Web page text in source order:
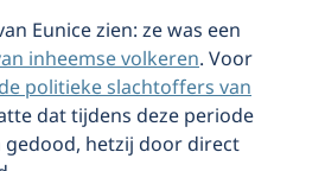
Eunice zien: ze was een
inheemse volkeren. Voor
politieke slachtoffers van
dat tijdens deze periode
gedood, hetzij door direct